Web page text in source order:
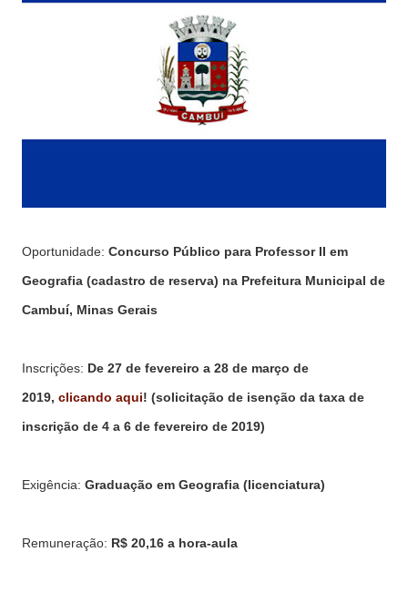
Oportunidade: Concurso Público para Professor II em
Geografia (cadastro de reserva) na Prefeitura Municipal de
Cambuí, Minas Gerais
Inscrições: De 27 de fevereiro a 28 de março de
2019, clicando aqui! (solicitação de isenção da taxa de
inscrição de 4 a 6 de fevereiro de 2019)
Exigência: Graduação em Geografia (licenciatura)
Remuneração: R$ 20,16 a hora-aula